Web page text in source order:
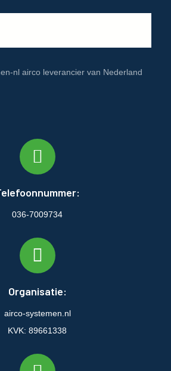
nl airco leverancier van Nederland
036-7009734
Organisatie:
airco-systemen.nl
KVK: 89661338